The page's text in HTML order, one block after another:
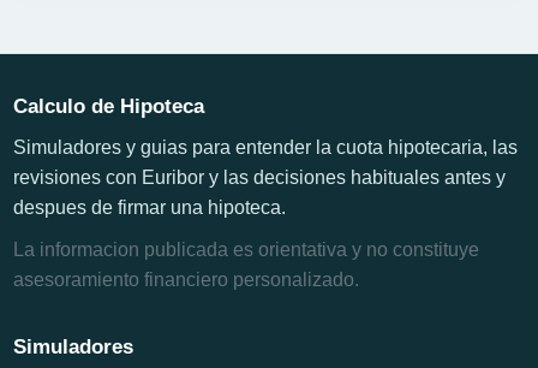
Calculo de Hipoteca
Simuladores y guias para entender la cuota hipotecaria, las
revisiones con Euribor y las decisiones habituales antes y
despues de firmar una hipoteca.
La informacion publicada es orientativa y no constituye
asesoramiento financiero personalizado.
Simuladores